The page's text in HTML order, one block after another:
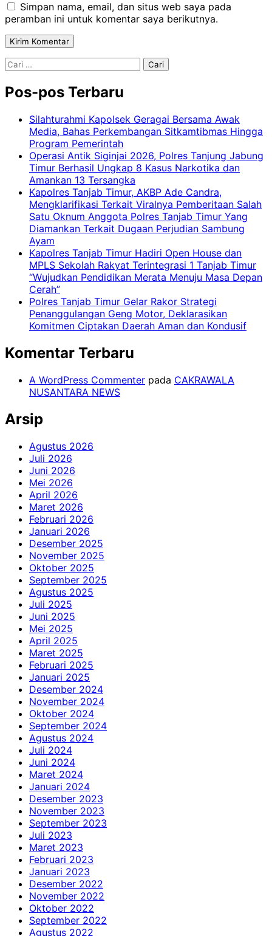
Simpan nama, email, dan situs web saya pada
peramban ini untuk komentar saya berikutnya.
Cari
Pos-pos Terbaru
Silahturahmi Kapolsek Geragai Bersama Awak
Media, Bahas Perkembangan Sitkamtibmas Hingga
Program Pemerintah
Operasi Antik Siginjai 2026, Polres Tanjung Jabung
Timur Berhasil Ungkap 8 Kasus Narkotika dan
Amankan 13 Tersangka
Kapolres Tanjab Timur, AKBP Ade Candra,
Mengklarifikasi Terkait Viralnya Pemberitaan Salah
Satu Oknum Anggota Polres Tanjab Timur Yang
Diamankan Terkait Dugaan Perjudian Sambung
Ayam
Kapolres Tanjab Timur Hadiri Open House dan
MPLS Sekolah Rakyat Terintegrasi 1 Tanjab Timur
“Wujudkan Pendidikan Merata Menuju Masa Depan
Cerah”
Polres Tanjab Timur Gelar Rakor Strategi
Penanggulangan Geng Motor, Deklarasikan
Komitmen Ciptakan Daerah Aman dan Kondusif
Komentar Terbaru
A WordPress Commenter pada CAKRAWALA
NUSANTARA NEWS
Arsip
Agustus 2026
Juli 2026
Juni 2026
Mei 2026
April 2026
Maret 2026
Februari 2026
Januari 2026
Desember 2025
November 2025
Oktober 2025
September 2025
Agustus 2025
Juli 2025
Juni 2025
Mei 2025
April 2025
Maret 2025
Februari 2025
Januari 2025
Desember 2024
November 2024
Oktober 2024
September 2024
Agustus 2024
Juli 2024
Juni 2024
Maret 2024
Januari 2024
Desember 2023
November 2023
September 2023
Juli 2023
Maret 2023
Februari 2023
Januari 2023
Desember 2022
November 2022
Oktober 2022
September 2022
Agustus 2022